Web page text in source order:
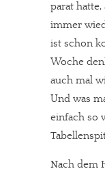
parat hatte,
immer
ist schon
Woche
auch mal
Und was
einfach so
Nach dem